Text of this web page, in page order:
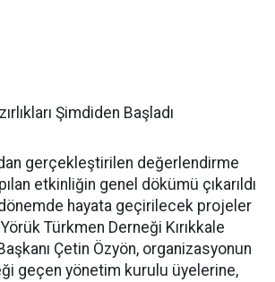
Şimdiden Başladı
gerçekleştirilen değerlendirme
etkinliğin genel dökümü çıkarıldı
hayata geçirilecek projeler
Yörük Türkmen Derneği Kırıkkale
Çetin Özyön, organizasyonun
geçen yönetim kurulu üyelerine,